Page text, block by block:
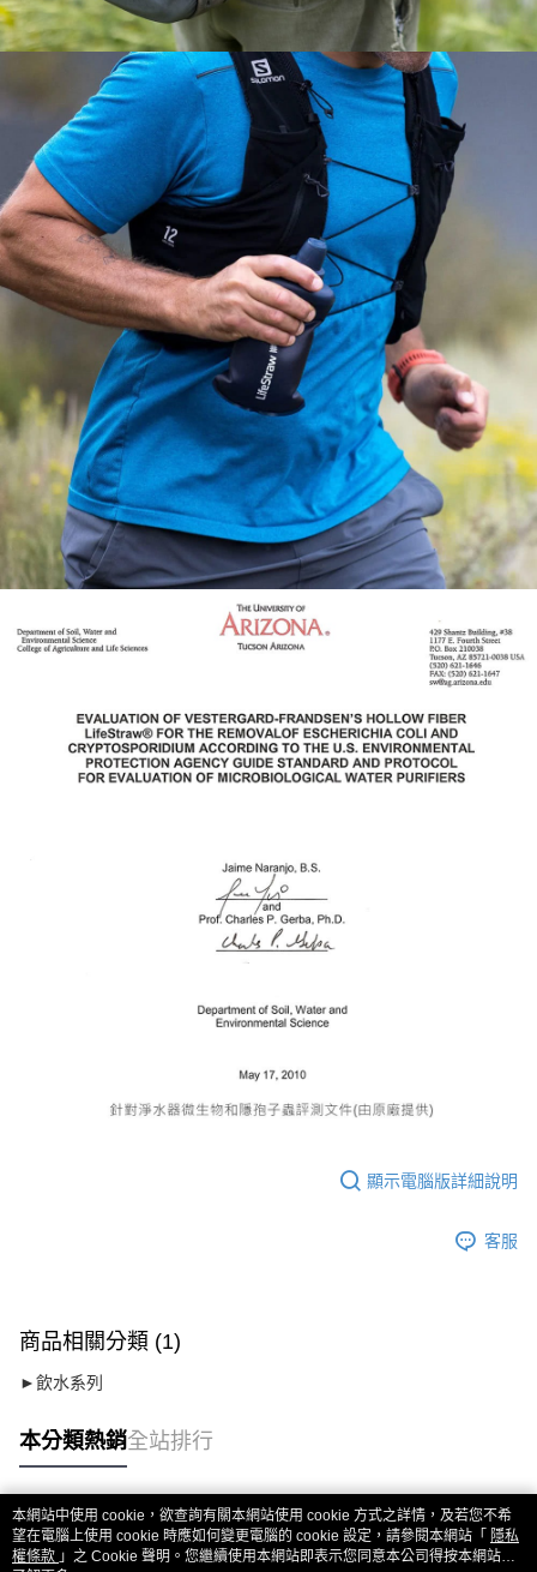
顯示電腦版詳細說明
客服
商品相關分類 (1)
►飲水系列
本分類熱銷全站排行
熱門標籤
本網站中使用 cookie，欲查詢有關本網站使用 cookie 方式之詳情，及若您不希
望在電腦上使用 cookie 時應如何變更電腦的 cookie 設定，請參閱本網站「 隱私
權條款 」之 Cookie 聲明。您繼續使用本網站即表示您同意本公司得按本網站使